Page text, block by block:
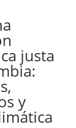
justa
y